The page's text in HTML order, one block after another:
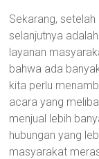
Sekarang,
selanjutnya
layanan
bahwa ada
kita perlu
acara yang
menjual lebih
hubungan yang
masyarakat